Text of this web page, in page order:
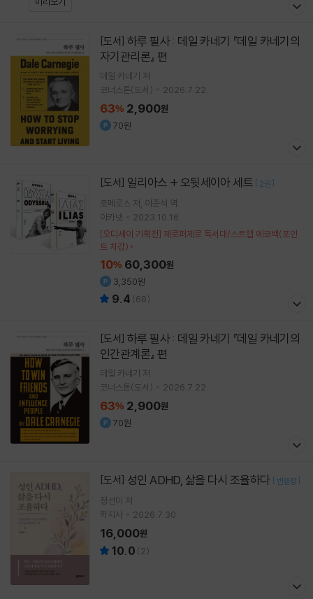
[도서]
자기관리론』 편
데일 카네기
저
코너스톤(도서)
2026.7.22.
63% 2,900원
70원
[도서] 일리아스 + 오뒷세이아 세트 [ 2권 ]
호메로스 저 이준석 역
아카넷
2023.10.16.
[오디세이 기획전] 제로퍼제로 독서대/스트랩 에코백(포인
트 차감)
10% 60,300원
3,350원
9.4 (68)
[도서]
인간관계론』 편
데일 카네기
저
코너스톤(도서)
2026.7.22.
63% 2,900원
70원
[도서] 성인 ADHD, 삶을 다시 조율하다 [ 반양장 ]
정선미
저
학지사
2026.7.30.
16,000원
10.0 ( 2)